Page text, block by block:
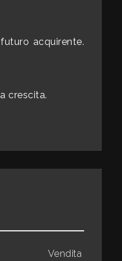
acquirente.
crescita.
Vendita